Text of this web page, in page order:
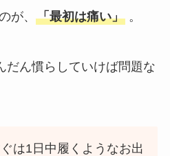
が、 「最初は痛い」。
だん慣らしていけば問題な
は1日中履くようなお出